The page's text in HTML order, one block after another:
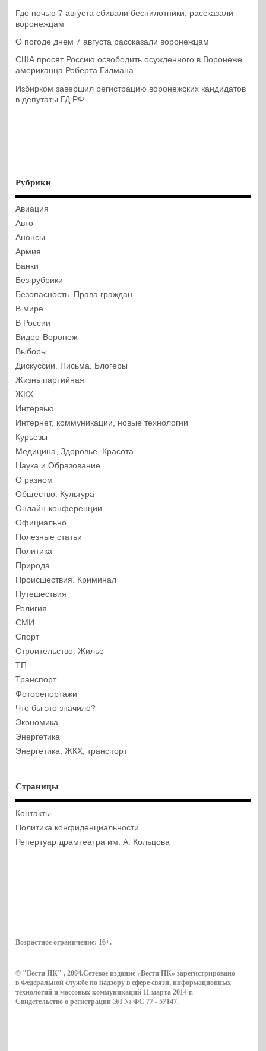
Где ночью 7 августа сбивали беспилотники, рассказали
воронежцам
О погоде днем 7 августа рассказали воронежцам
США просят Россию освободить осужденного в Воронеже
американца Роберта Гилмана
Избирком завершил регистрацию воронежских кандидатов
в депутаты ГД РФ
Рубрики
Авиация
Авто
Анонсы
Армия
Банки
Без рубрики
Безопасность. Права граждан
В мире
В России
Видео-Воронеж
Выборы
Дискуссии. Письма. Блогеры
Жизнь партийная
ЖКХ
Интервью
Интернет, коммуникации, новые технологии
Курьезы
Медицина, Здоровье, Красота
Наука и Образование
О разном
Общество. Культура
Онлайн-конференции
Официально
Полезные статьи
Политика
Природа
Происшествия. Криминал
Путешествия
Религия
СМИ
Спорт
Строительство. Жилье
ТП
Транспорт
Фоторепортажи
Что бы это значило?
Экономика
Энергетика
Энергетика, ЖКХ, транспорт
Страницы
Контакты
Политика конфиденциальности
Репертуар драмтеатра им. А. Кольцова
Возрастное ограничение: 16+.
© "Вести ПК" , 2004.Сетевое издание «Вести ПК» зарегистрировано
в Федеральной службе по надзору в сфере связи, информационных
технологий и массовых коммуникаций 11 марта 2014 г.
Свидетельство о регистрации ЭЛ № ФС 77 - 57147.